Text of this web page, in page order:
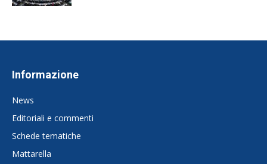
Informazione
News
Editoriali e commenti
Schede tematiche
Mattarella